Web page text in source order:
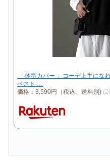
「 体型カバー 」コーデ上手にな
ベスト …
価格：3,590円（税込、送料別)